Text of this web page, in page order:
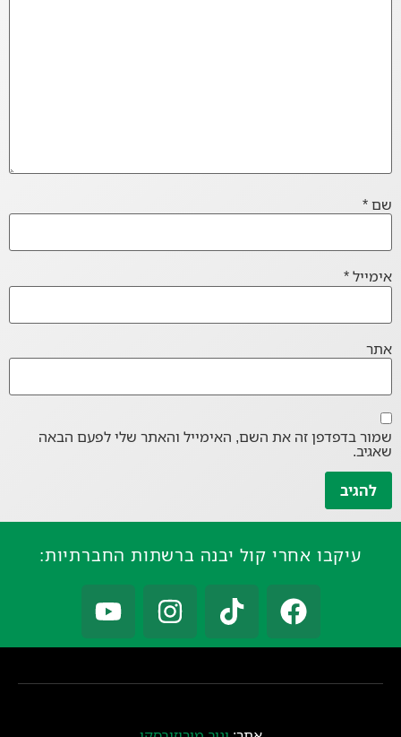
שם*
אימייל*
אתר
שמור בדפדפן זה את השם, האימייל והאתר שלי לפעם הבאה
שאגיב.
עיקבו אחרי קול יבנה ברשתות החברתיות: